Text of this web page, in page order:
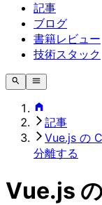
記事
ブログ
書籍レビュー
技術スタック
記事
Vue.js の
分離する
Vue.js